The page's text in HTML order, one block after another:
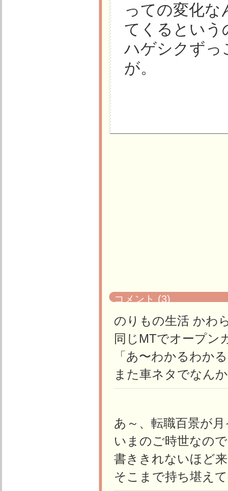
っての変化
てくるという
ハゲシクずっ
が。
コメント (3)
のりもの生活 かわ
同じMTでオープン
「あ〜わかるわか
また車ネタでなん
あ～、転職百景が
いまのご時世なの
書ききれないほど
そこまで持ち堪え